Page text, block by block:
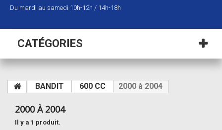
Du mardi au samedi 10h-12h / 14h-18h
CATÉGORIES
BANDIT 600 CC 2000 à 2004
2000 À 2004
Il y a 1 produit.